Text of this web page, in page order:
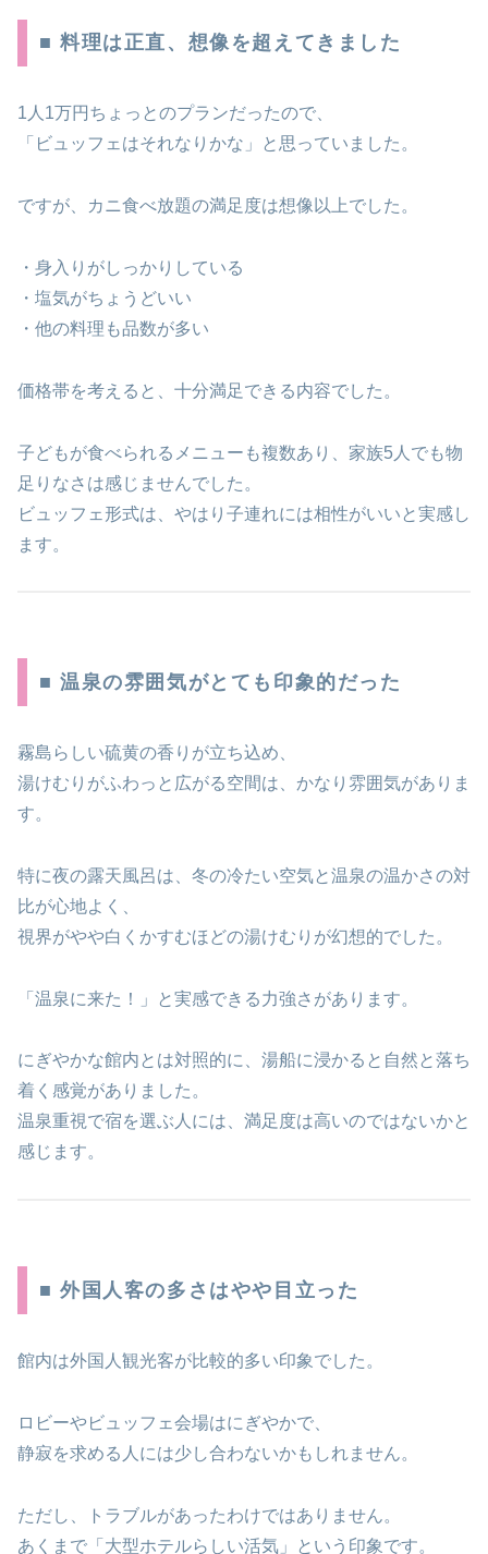
■ 料理は正直、想像を超えてきました
1人1万円ちょっとのプランだったので、
「ビュッフェはそれなりかな」と思っていました。
ですが、カニ食べ放題の満足度は想像以上でした。
・身入りがしっかりしている
・塩気がちょうどいい
・他の料理も品数が多い
価格帯を考えると、十分満足できる内容でした。
子どもが食べられるメニューも複数あり、家族5人でも物
足りなさは感じませんでした。
ビュッフェ形式は、やはり子連れには相性がいいと実感し
ます。
■ 温泉の雰囲気がとても印象的だった
霧島らしい硫黄の香りが立ち込め、
湯けむりがふわっと広がる空間は、かなり雰囲気がありま
す。
特に夜の露天風呂は、冬の冷たい空気と温泉の温かさの対
比が心地よく、
視界がやや白くかすむほどの湯けむりが幻想的でした。
「温泉に来た！」と実感できる力強さがあります。
にぎやかな館内とは対照的に、湯船に浸かると自然と落ち
着く感覚がありました。
温泉重視で宿を選ぶ人には、満足度は高いのではないかと
感じます。
■ 外国人客の多さはやや目立った
館内は外国人観光客が比較的多い印象でした。
ロビーやビュッフェ会場はにぎやかで、
静寂を求める人には少し合わないかもしれません。
ただし、トラブルがあったわけではありません。
あくまで「大型ホテルらしい活気」という印象です。